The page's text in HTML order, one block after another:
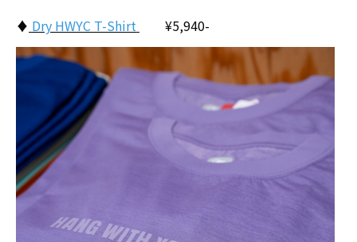
♦ Dry HWYC T-Shirt ¥5,940-